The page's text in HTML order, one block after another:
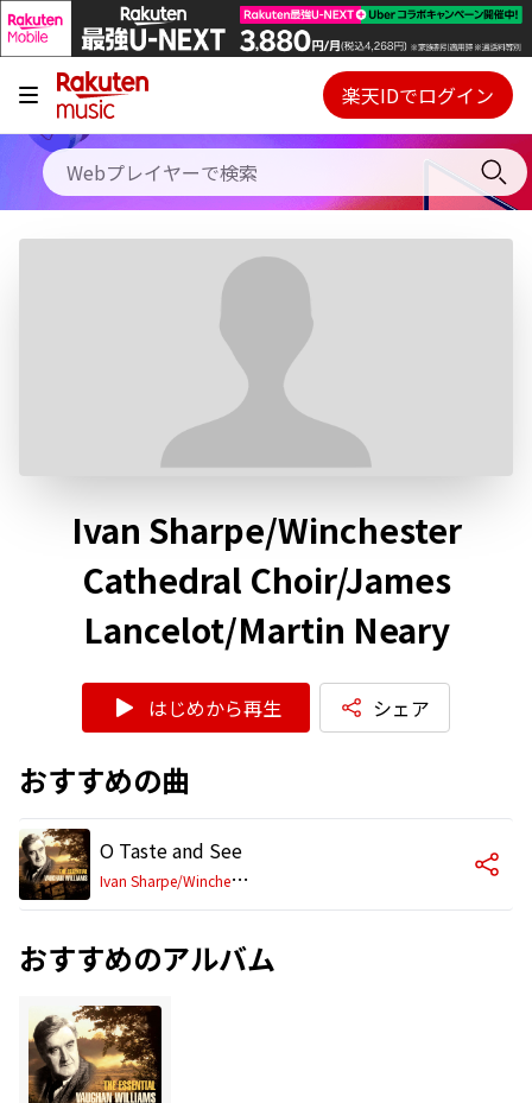
キャンペーン
料金プラン
使い方
Webプレイヤー
ご契約内容の確認・変更
楽天IDでログイン
Ivan Sharpe/Winchester
Cathedral Choir/James
Lancelot/Martin Neary
はじめから再生 シェア
おすすめの曲
O Taste and See
I
van Sharpe/Winchester Cathedral Choir/James Lancelot/Martin Neary
おすすめのアルバム